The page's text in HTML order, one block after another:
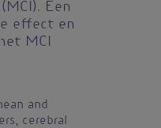
Een
effect en
MCI
and
cerebral